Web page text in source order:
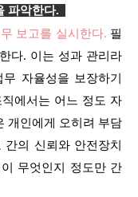
파악한다.
보고를 실시한다. 필
다. 이는 성과 관리라
자율성을 보장하기
에서는 어느 정도 자
개인에게 오히려 부담
의 신뢰와 안전장치
무엇인지 정도만 간